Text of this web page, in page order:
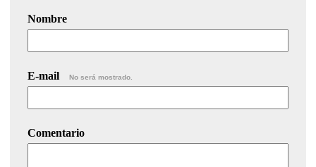
Nombre
E-mail No será mostrado.
Comentario